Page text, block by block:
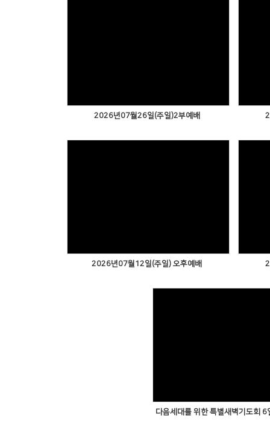
2026년07월26일(주일)2부예배
2026년07월12일(주일) 오후예배
다음세대를 위한 특별새벽기도회 6